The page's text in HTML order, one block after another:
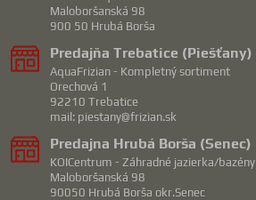
Maloboršanská 98
900 50 Hrubá Borša
Predajňa Trebatice (Piešťany)
AquaFrizian - Kompletný sortiment
Orechová 1
92210 Trebatice
mail: piestany@frizian.sk
Predajna Hrubá Borša (Senec)
KOICentrum - Záhradné jazierka/bazény
Maloboršanská 98
90050 Hrubá Borša okr.Senec